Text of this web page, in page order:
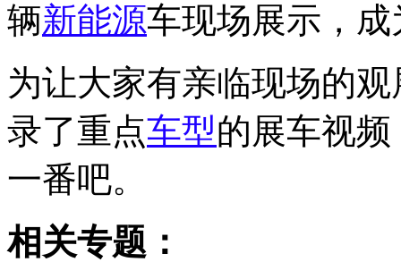
辆新能源车现场展示，
为让大家有亲临现场的
录了重点车型的展车视
一番吧。
相关专题：